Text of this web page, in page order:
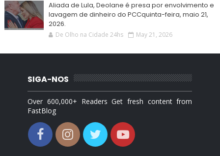
Aliada de Lula, Deolane é presa por envolvimento e
lavagem de dinheiro do PCCquinta-feira, maio 21,
2026.
De Olho na Cidade 24hs May 21, 2026
SIGA-NOS
Over 600,000+ Readers Get fresh content from
FastBlog